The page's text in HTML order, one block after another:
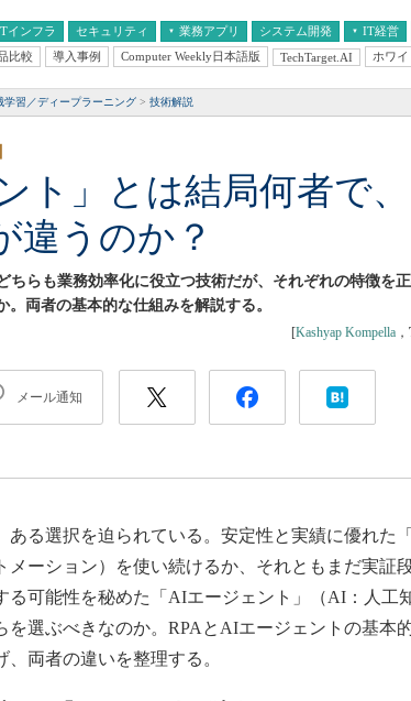
インフラ セキュリティ 業務アプリ
プライズAI
テム
システム開発 IT経営
経営とIT
中堅・中小企業とIT
医療IT
比較 導入事例 Computer Weekly日本語版 TechTarget.AI ホワ
学習／ディープラーニング 技術解説
ト」とは結局何者で、
違うのか？
ちらも業務効率化に役立つ技術だが、それぞれの特徴を
両者の基本的な仕組みを解説する。
[Kashyap Kompella ，
メール通知
る選択を迫られている。安定性と実績に優れた「
メーション）を使い続けるか、それともまだ実証
る可能性を秘めた「AIエージェント」（AI：人工
選ぶべきなのか。RPAとAIエージェントの基本
両者の違いを整理する。